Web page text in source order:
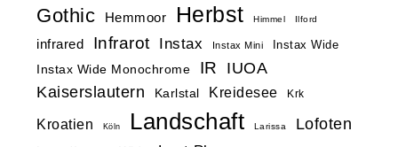
Gothic Hemmoor Herbst Himmel Ilford
infrared Infrarot Instax Instax Mini
Instax Wide
Instax Wide Monochrome
IR
IUOA
Kaiserslautern
Karlstal Kreidesee Krk
Kroatien Köln Landschaft Larissa Lofoten